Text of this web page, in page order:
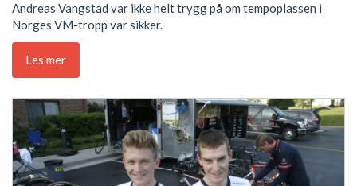
Andreas Vangstad var ikke helt trygg på om tempoplassen i
Norges VM-tropp var sikker.
Les mer